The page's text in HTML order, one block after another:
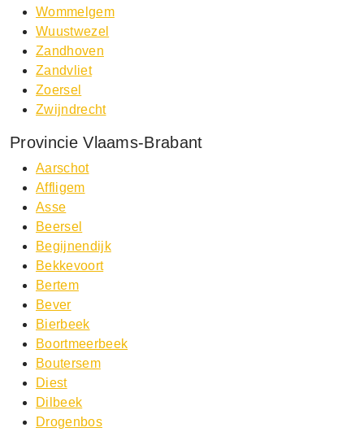
Wommelgem
Wuustwezel
Zandhoven
Zandvliet
Zoersel
Zwijndrecht
Provincie Vlaams-Brabant
Aarschot
Affligem
Asse
Beersel
Begijnendijk
Bekkevoort
Bertem
Bever
Bierbeek
Boortmeerbeek
Boutersem
Diest
Dilbeek
Drogenbos